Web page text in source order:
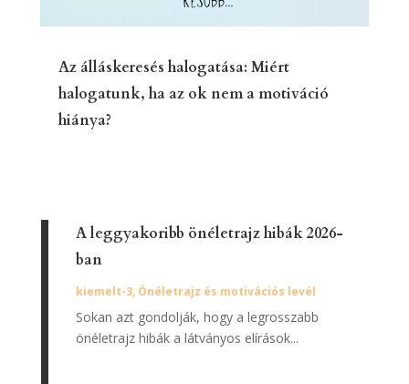
Az álláskeresés halogatása: Miért
halogatunk, ha az ok nem a motiváció
hiánya?
A leggyakoribb önéletrajz hibák 2026-
ban
kiemelt-3, Önéletrajz és motivációs levél
Sokan azt gondolják, hogy a legrosszabb
önéletrajz hibák a látványos elírások...